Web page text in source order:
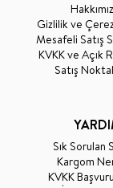
Gizlilik ve
Mesafeli Satış
KVKK ve Açık
Satış
Sık Sorulan
Kargom
KVKK